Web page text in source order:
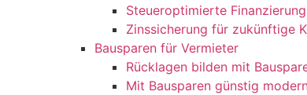
Steueroptimierte
Zinssicherung für zukünftige
Bausparen für Vermieter
Rücklagen bilden mit
Mit Bausparen günstig